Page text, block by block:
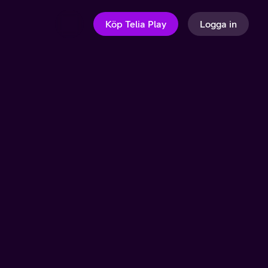
Köp Telia Play Logga in